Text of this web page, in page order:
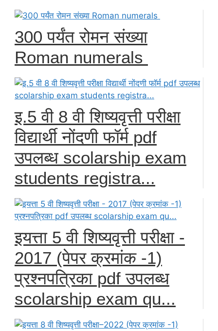
300 पर्यंत रोमन संख्या
Roman numerals
इ.5 वी 8 वी शिष्यवृत्ती परीक्षा
विद्यार्थी नोंदणी फॉर्म pdf
उपलब्ध scolarship exam
students registra...
इयत्ता 5 वी शिष्यवृत्ती परीक्षा -
2017 (पेपर क्रमांक -1)
प्रश्नपत्रिका pdf उपलब्ध
scolarship exam qu...